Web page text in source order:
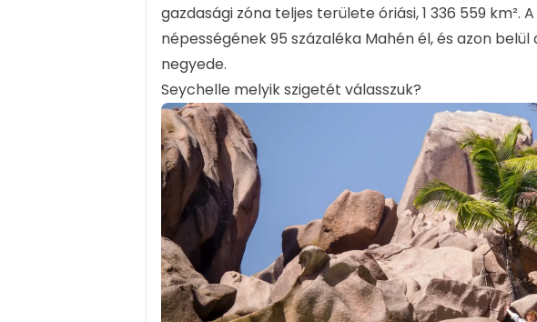
gazdasági zóna teljes területe óriási, 1 336 559 km².
népességének 95 százaléka Mahén él, és azon
negyede.
Seychelle melyik szigetét válasszuk?